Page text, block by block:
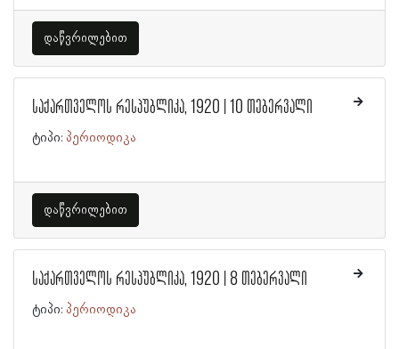
დაწვრილებით
საქართველოს რესპუბლიკა, 1920 | 10 თებერვალი
ტიპი: პერიოდიკა
დაწვრილებით
საქართველოს რესპუბლიკა, 1920 | 8 თებერვალი
ტიპი: პერიოდიკა